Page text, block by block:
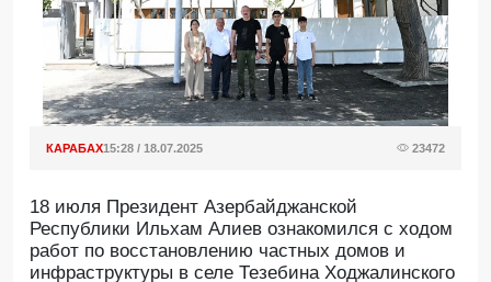
КАРАБАХ15:28 / 18.07.2025 23472
18 июля Президент Азербайджанской
Республики Ильхам Алиев ознакомился с ходом
работ по восстановлению частных домов и
инфраструктуры в селе Тезебина Ходжалинского